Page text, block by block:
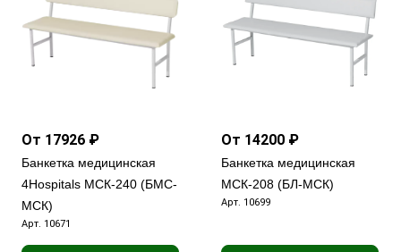
От 17926 ₽
Банкетка медицинская
4Hospitals МСК-240 (БМС-
МСК)
Арт. 10671
От 14200 ₽
Банкетка медицинская
МСК-208 (БЛ-МСК)
Арт. 10699